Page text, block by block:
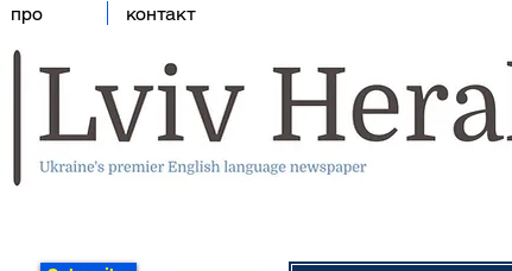
про контакт